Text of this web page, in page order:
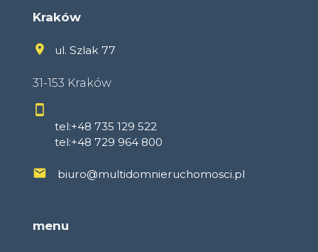
Kraków
ul. Szlak 77
31-153 Kraków
tel:+48 735 129 522
tel:+48 729 964 800
biuro@multidomnieruchomosci.pl
menu